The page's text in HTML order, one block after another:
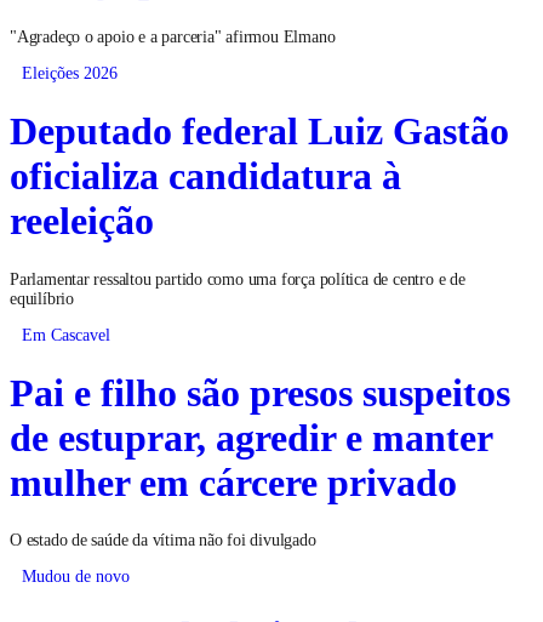
"Agradeço o apoio e a parceria" afirmou Elmano
Eleições 2026
Deputado federal Luiz Gastão
oficializa candidatura à
reeleição
Parlamentar ressaltou partido como uma força política de centro e de
equilíbrio
Em Cascavel
Pai e filho são presos suspeitos
de estuprar, agredir e manter
mulher em cárcere privado
O estado de saúde da vítima não foi divulgado
Mudou de novo